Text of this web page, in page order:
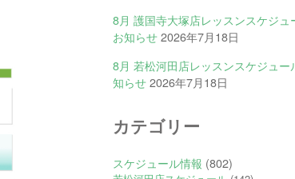
8月 護国寺大塚店レッスンスケジュ
お知らせ2026年7月18日
8月 若松河田店レッスンスケジュー
知らせ2026年7月18日
カテゴリー
スケジュール情報 (802)